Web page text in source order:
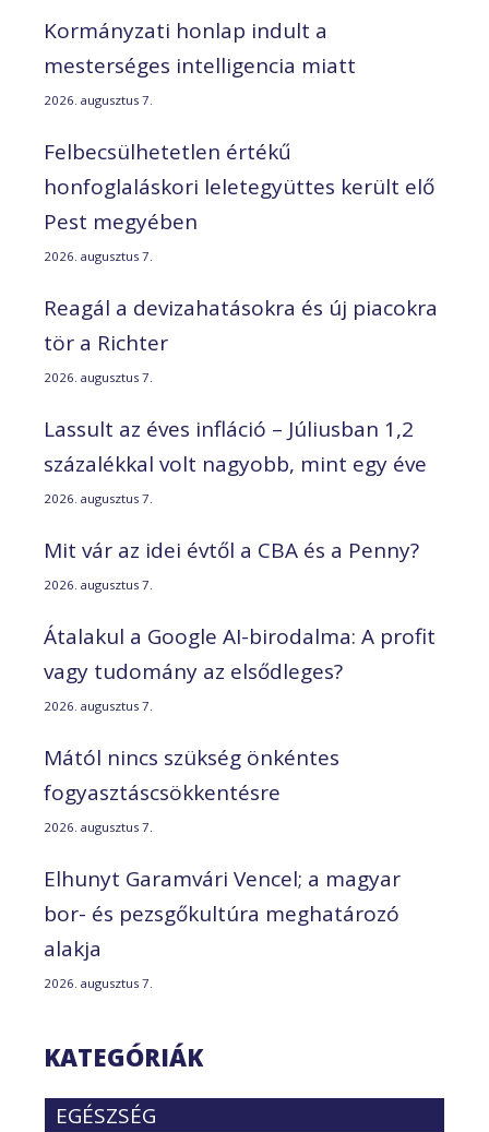
Kormányzati honlap indult a
mesterséges intelligencia miatt
2026. augusztus 7.
Felbecsülhetetlen értékű
honfoglaláskori leletegyüttes került elő
Pest megyében
2026. augusztus 7.
Reagál a devizahatásokra és új piacokra
tör a Richter
2026. augusztus 7.
Lassult az éves infláció – Júliusban 1,2
százalékkal volt nagyobb, mint egy éve
2026. augusztus 7.
Mit vár az idei évtől a CBA és a Penny?
2026. augusztus 7.
Átalakul a Google AI-birodalma: A profit
vagy tudomány az elsődleges?
2026. augusztus 7.
Mától nincs szükség önkéntes
fogyasztáscsökkentésre
2026. augusztus 7.
Elhunyt Garamvári Vencel; a magyar
bor- és pezsgőkultúra meghatározó
alakja
2026. augusztus 7.
KATEGÓRIÁK
EGÉSZSÉG